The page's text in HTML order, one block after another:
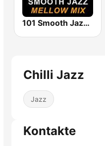
101 Smooth Jazz Mellow Mix
Chilli Jazz
Jazz
Kontakte